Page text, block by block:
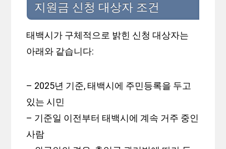
지원금 신청 대상자 조건
태백시가 구체적으로 밝힌 신청 대상자는
아래와 같습니다:
– 2025년 기준, 태백시에 주민등록을 두고
있는 시민
– 기준일 이전부터 태백시에 계속 거주 중인
사람